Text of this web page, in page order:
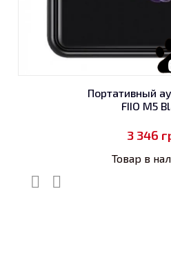
Портативный
FIIO M5
3 346
Товар в